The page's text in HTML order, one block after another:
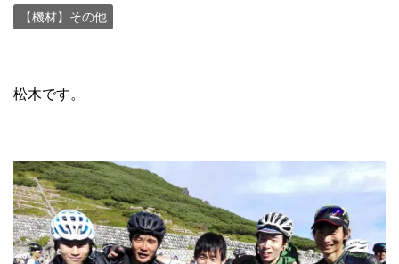
【機材】その他
松木です。